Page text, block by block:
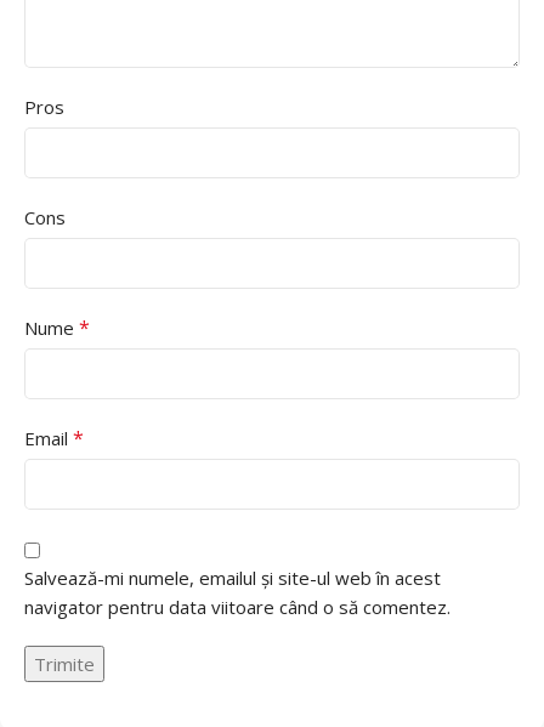
Pros
Cons
Nume *
Email *
Salvează-mi numele, emailul și site-ul web în acest
navigator pentru data viitoare când o să comentez.